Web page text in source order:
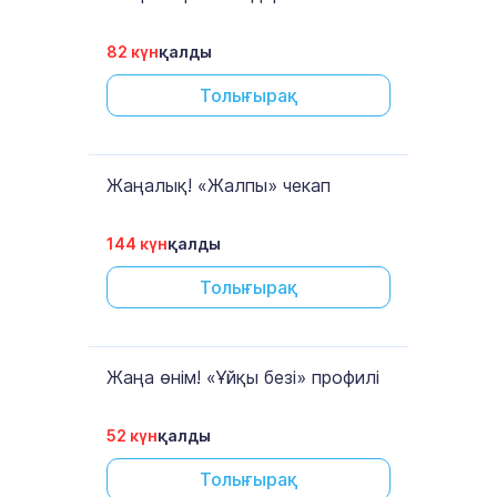
82 күнқалды
Толығырақ
Жаңалық! «Жалпы» чекап
144 күнқалды
Толығырақ
Жаңа өнім! «Ұйқы безі» профилі
52 күнқалды
Толығырақ